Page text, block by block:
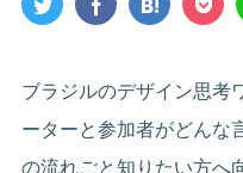
ブラジルのデザイン思考
ーターと参加者がどんな
の流れごと知りたい方へ